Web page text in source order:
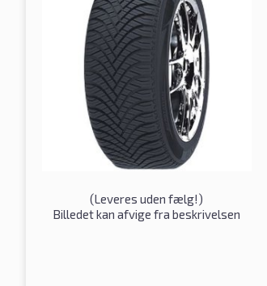
(Leveres uden fælg!)
Billedet kan afvige fra beskrivelsen